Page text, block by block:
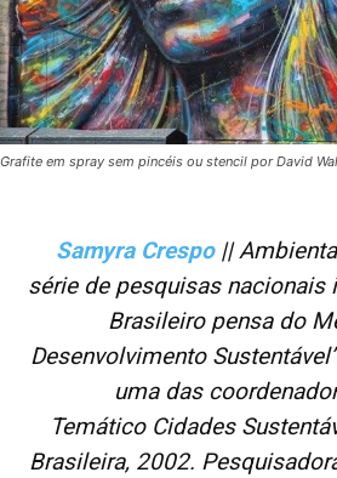
Grafite em spray sem pincéis ou stencil por David
Samyra Crespo||
série de pesquisas nacionais
Brasileiro pensa do
Desenvolvimento
uma das
Temático Cidades
Brasileira, 2002.